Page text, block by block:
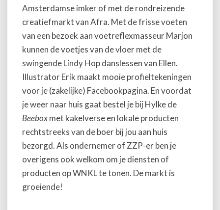
Amsterdamse imker of met de rondreizende
creatiefmarkt van Afra. Met de frisse voeten
van een bezoek aan voetreflexmasseur Marjon
kunnen de voetjes van de vloer met de
swingende Lindy Hop danslessen van Ellen.
Illustrator Erik maakt mooie profieltekeningen
voor je (zakelijke) Facebookpagina. En voordat
je weer naar huis gaat bestel je bij Hylke de
Beeboxmet kakelverse en lokale producten
rechtstreeks van de boer bij jou aan huis
bezorgd. Als ondernemer of ZZP-er ben je
overigens ook welkom om je diensten of
producten op WNKL te tonen. De markt is
groeiende!